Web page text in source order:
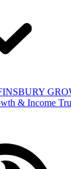
& Income